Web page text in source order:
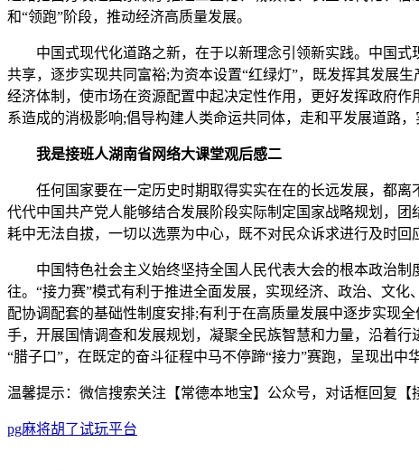
和“领跑”阶段，推动经济高质量发展。
中国式现代化道路之新，在于以新理念引领新实践。中国式
共享，逐步实现共同富裕;为资本设置“红绿灯”，既发挥其发展
经济体制，使市场在资源配置中起决定性作用，更好发挥政府
系造成的消极影响;倡导构建人类命运共同体，走和平发展道路，
我是接班人湖南省网络大课堂观后感二
任何国家要在一定历史时期取得实实在在的长远发展，都离
代代中国共产党人能够结合发展阶段实际制定国家战略规划，
耗中无法自拔，一切以选票为中心，既不对民众诉求进行及时回
中国特色社会主义始终坚持全国人民代表大会的根本政治制
往。“接力赛”模式有利于推进全面发展，实现经济、政治、文
配协调配套的基础性制度安排;有利于在高质量发展中逐步实现
手，开展国情调查和发展规划，凝聚全民族智慧和力量，沿着
“腊子口”，在既定的奋斗征程中马不停蹄“接力”赛跑，呈现出中
温馨提示：微信搜索关注【常德本地宝】公众号，对话框回复
pg麻将胡了试玩平台